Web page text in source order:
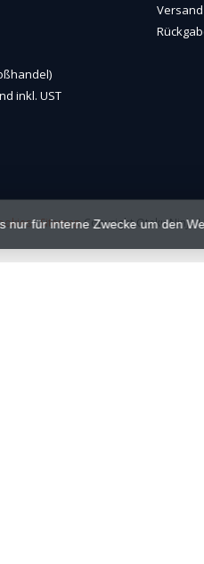
inkl. UST
nur für interne Zwecke um den
-SitemapCopyright Otaku Ninja